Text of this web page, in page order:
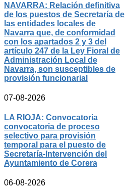
NAVARRA: Relación definitiva
de los puestos de Secretaría de
las entidades locales de
Navarra que, de conformidad
con los apartados 2 y 3 del
artículo 247 de la Ley Fioral de
Administración Local de
Navarra, son susceptibles de
provisión funcionarial
07-08-2026
LA RIOJA: Convocatoria
convocatoria de proceso
selectivo para provisión
temporal para el puesto de
Secretaría-Intervención del
Ayuntamiento de Corera
06-08-2026